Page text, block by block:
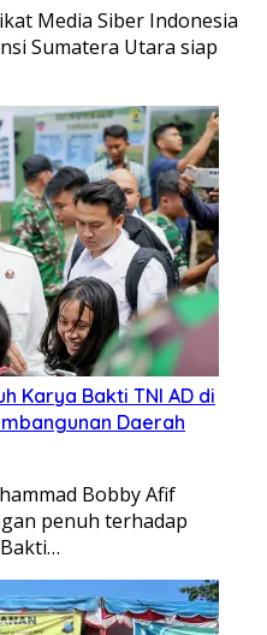
Media Siber Indonesia
Sumatera Utara siap
Karya Bakti TNI AD di
Daerah
Bobby Afif
penuh terhadap